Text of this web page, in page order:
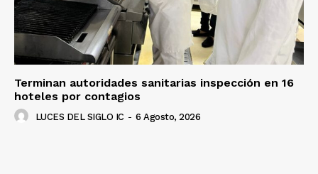
Terminan autoridades sanitarias inspección en 16
hoteles por contagios
LUCES DEL SIGLO IC - 6 Agosto, 2026